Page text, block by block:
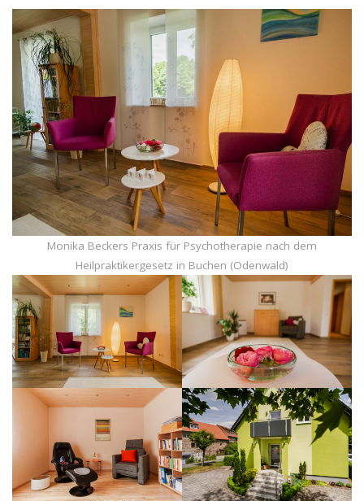
Monika Beckers Praxis für Psychotherapie nach dem
Heilpraktikergesetz in Buchen (Odenwald)